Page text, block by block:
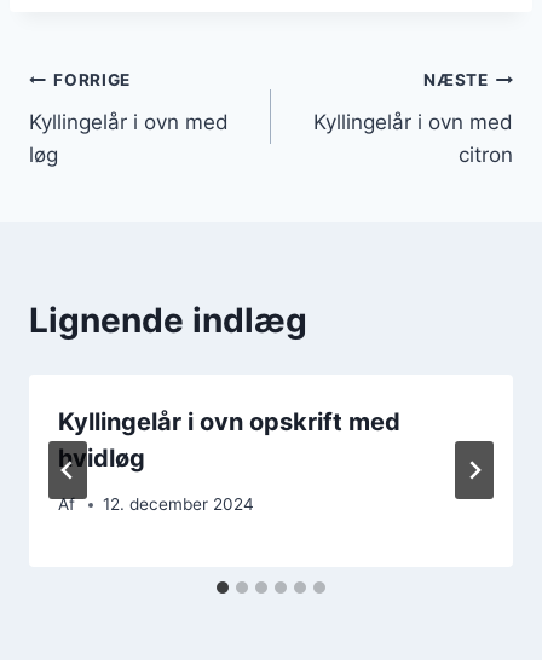
Indlægsnavigation
FORRIGE
Kyllingelår i ovn med
løg
NÆSTE
Kyllingelår i ovn med
citron
Lignende indlæg
Kyllingelår i ovn opskrift med
hvidløg
Af 12. december 2024